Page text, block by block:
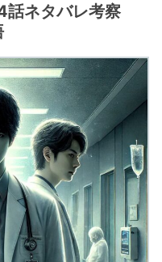
話ネタバレ考察